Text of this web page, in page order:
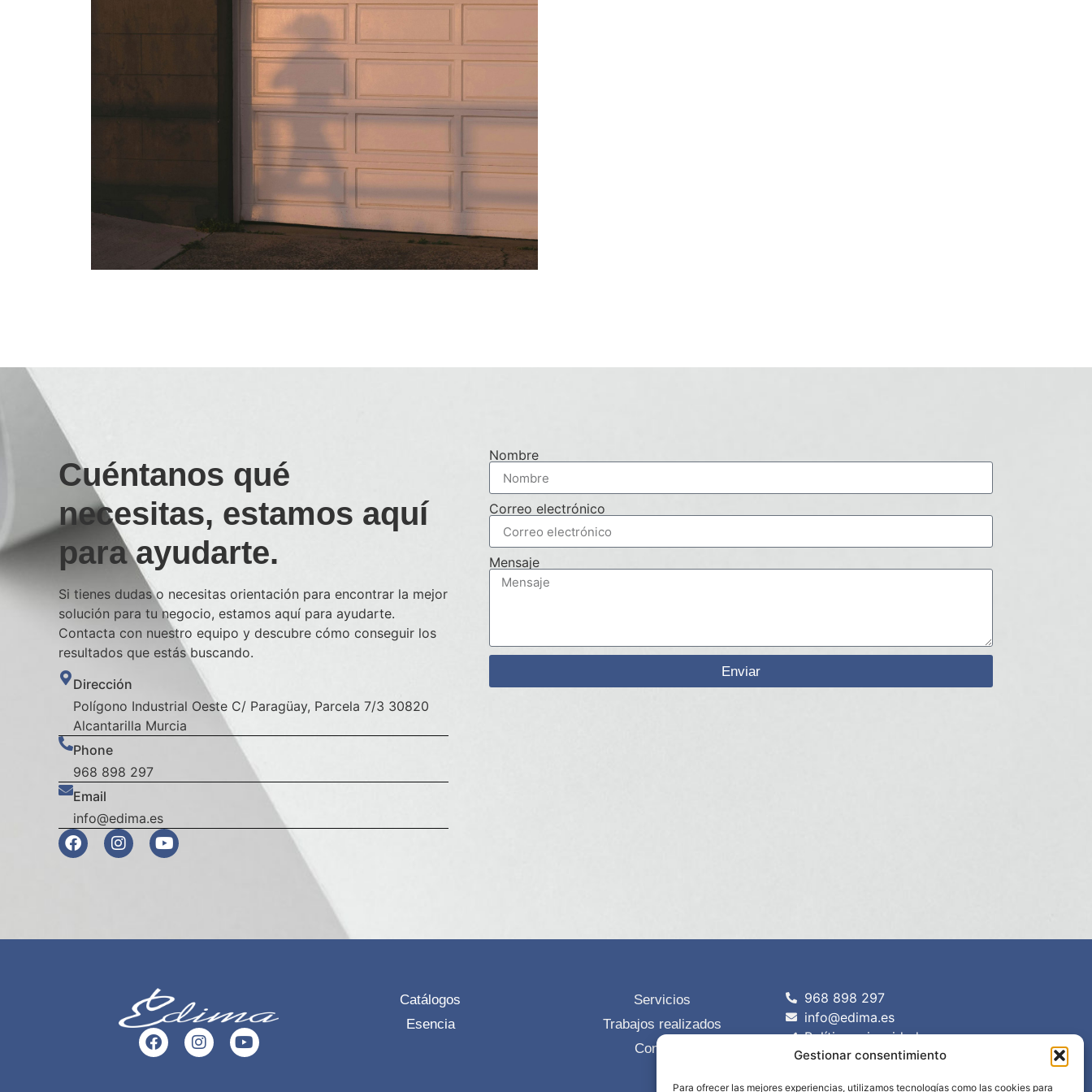
Gestionar consentimiento
Para ofrecer las mejores experiencias, utilizamos tecnologías como las cookies para
Cuéntanos qué
necesitas, estamos aquí
para ayudarte.
Si tienes dudas o necesitas orientación para encontrar la mejor
solución para tu negocio, estamos aquí para ayudarte.
Contacta con nuestro equipo y descubre cómo conseguir los
resultados que estás buscando.
Dirección
Polígono Industrial Oeste C/ Paragüay, Parcela 7/3 30820
Alcantarilla Murcia
Phone
968 898 297
Email
info@edima.es
Nombre
Correo electrónico
Mensaje
Enviar
Catálogos
Esencia
Servicios
Trabajos realizados
Contacto
968 898 297
info@edima.es
Política privacidad
Aviso legal